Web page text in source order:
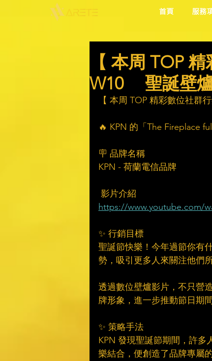
首頁 服務
【 本周 TOP
W10 聖誕壁
【 本周 TOP 精彩數位社群
🔥 KPN 的「The Fireplace
🪧 品牌名稱
KPN - 荷蘭電信品牌
影片介紹
https://www.youtube.com/
✨ 行銷目標
聖誕節快樂！今年過節你有
勢，吸引更多人來關注他們
透過數位壁爐影片，不只營
牌形象，進一步推動節日期
✨ 策略手法
KPN 發現聖誕節期間，許多
樂結合，便創造了品牌專屬